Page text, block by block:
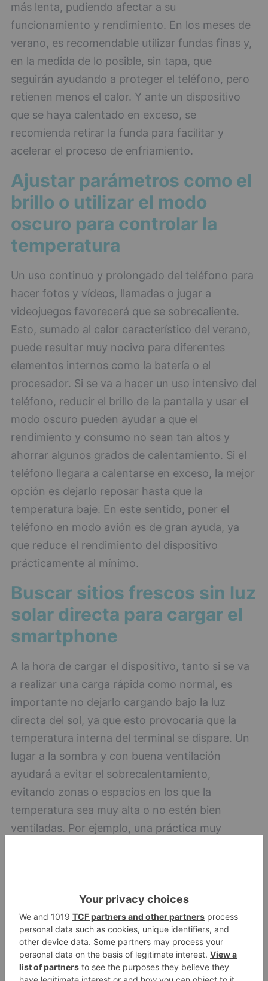
más lenta, pudiendo afectar a su
funcionamiento y rendimiento. En los meses de
verano, es recomendable utilizar fundas finas y,
en la medida de lo posible, sin tapa, que
seguirán ayudando a proteger el teléfono, pero
retienen menos el calor. Y ante un dispositivo
que se haya calentado en exceso, se
recomienda retirar la funda para facilitar y
acelerar el proceso de enfriamiento.
Ajustar parámetros como el
brillo o utilizar el modo
oscuro para controlar la
temperatura
Un uso continuo y prolongado del teléfono para
hacer fotos y vídeos, llamadas o jugar a
videojuegos favorecerá que se sobrecaliente.
Esto, sumado al calor característico del verano,
puede resultar muy nocivo para diferentes
elementos internos como la batería o el
procesador. Si se va a hacer un uso intensivo del
teléfono, reducir el brillo de la pantalla y usar el
modo oscuro pueden ayudar a que el
rendimiento y consumo no sean tan altos y
ahorrar algunos grados de calentamiento. Si el
teléfono llegara a calentarse en exceso, la mejor
opción es dejarlo reposar hasta que la
temperatura baje. En este sentido, poner el
teléfono en modo avión es de gran ayuda, ya
que reduce el rendimiento del dispositivo
prácticamente al mínimo.
Buscar sitios frescos sin luz
solar directa para cargar el
smartphone
A la hora de cargar el dispositivo, tanto si se va
a realizar una carga rápida como normal, es
importante no dejarlo cargando bajo la luz
directa del sol, ya que esto provocaría que la
temperatura interna del terminal se dispare. Un
lugar a la sombra y con buena ventilación
ayudará a evitar el sobrecalentamiento,
evitando zonas o espacios en los que la
temperatura sea muy alta o no estén bien
ventiladas. Por ejemplo, una práctica muy
para nuestros dispositivos.
Dejar enfriar y evitar
cambios bruscos de
temperatura